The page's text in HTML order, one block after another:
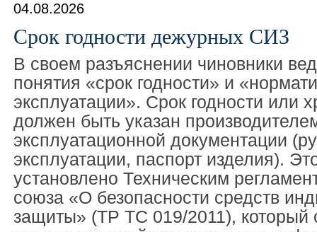
04.08.2026
Срок годности дежурных СИЗ
В своем разъяснении чиновники
понятия «срок годности» и
эксплуатации». Срок годности или
должен быть указан
эксплуатационной документации
эксплуатации, паспорт изделия).
установлено Техническим
союза «О безопасности средств
защиты» (ТР ТС 019/2011), который